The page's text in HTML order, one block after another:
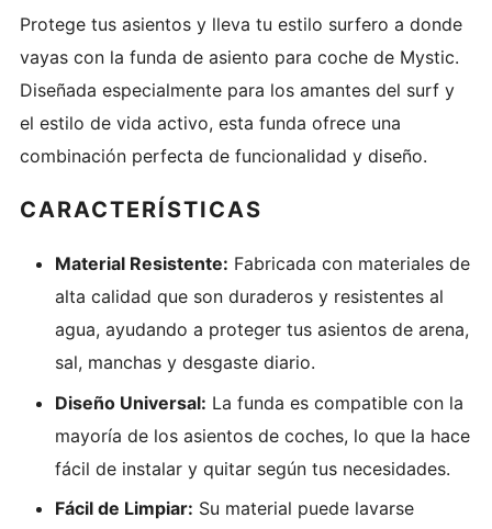
Protege tus asientos y lleva tu estilo surfero a donde
vayas con la funda de asiento para coche de Mystic.
Diseñada especialmente para los amantes del surf y
el estilo de vida activo, esta funda ofrece una
combinación perfecta de funcionalidad y diseño.
CARACTERÍSTICAS
Material Resistente: Fabricada con materiales de
alta calidad que son duraderos y resistentes al
agua, ayudando a proteger tus asientos de arena,
sal, manchas y desgaste diario.
Diseño Universal: La funda es compatible con la
mayoría de los asientos de coches, lo que la hace
fácil de instalar y quitar según tus necesidades.
Fácil de Limpiar: Su material puede lavarse